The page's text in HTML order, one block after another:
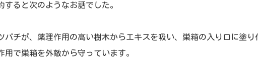
ると次のようなお話でした。
チが、薬理作用の高い樹木からエキスを吸い、巣箱の入り口に塗り
で巣箱を外敵から守っています。